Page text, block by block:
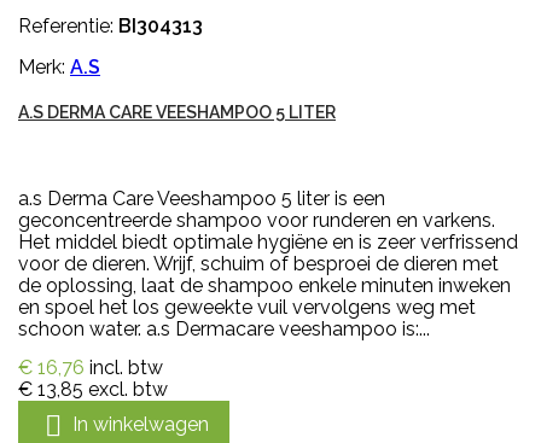
Referentie: BI304313
Merk: A.S
A.S DERMA CARE VEESHAMPOO 5 LITER
a.s Derma Care Veeshampoo 5 liter is een
geconcentreerde shampoo voor runderen en varkens.
Het middel biedt optimale hygiëne en is zeer verfrissend
voor de dieren. Wrijf, schuim of besproei de dieren met
de oplossing, laat de shampoo enkele minuten inweken
en spoel het los geweekte vuil vervolgens weg met
schoon water. a.s Dermacare veeshampoo is:...
€ 16,76 incl. btw
€ 13,85 excl. btw
 In winkelwagen